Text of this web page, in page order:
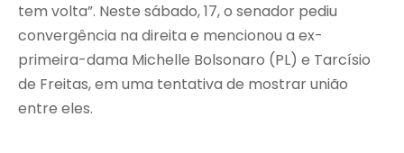
tem volta”. Neste sábado, 17, o senador pediu
convergência na direita e mencionou a ex-
primeira-dama Michelle Bolsonaro (PL) e Tarcísio
de Freitas, em uma tentativa de mostrar união
entre eles.